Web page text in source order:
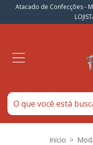
Atacado de Confecções -
Início >